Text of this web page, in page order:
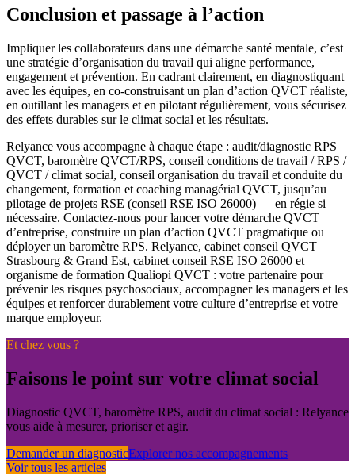
Conclusion et passage à l’action
Impliquer les collaborateurs dans une démarche santé mentale, c’est
une stratégie d’organisation du travail qui aligne performance,
engagement et prévention. En cadrant clairement, en diagnostiquant
avec les équipes, en co‑construisant un plan d’action QVCT réaliste,
en outillant les managers et en pilotant régulièrement, vous sécurisez
des effets durables sur le climat social et les résultats.
Relyance vous accompagne à chaque étape : audit/diagnostic RPS
QVCT, baromètre QVCT/RPS, conseil conditions de travail / RPS /
QVCT / climat social, conseil organisation du travail et conduite du
changement, formation et coaching managérial QVCT, jusqu’au
pilotage de projets RSE (conseil RSE ISO 26000) — en régie si
nécessaire. Contactez‑nous pour lancer votre démarche QVCT
d’entreprise, construire un plan d’action QVCT pragmatique ou
déployer un baromètre RPS. Relyance, cabinet conseil QVCT
Strasbourg & Grand Est, cabinet conseil RSE ISO 26000 et
organisme de formation Qualiopi QVCT : votre partenaire pour
prévenir les risques psychosociaux, accompagner les managers et les
équipes et renforcer durablement votre culture d’entreprise et votre
marque employeur.
Et chez vous ?
Faisons le point sur votre climat social
Diagnostic QVCT, baromètre RPS, audit du climat social : Relyance
vous aide à mesurer, prioriser et agir.
Demander un diagnosticExplorer nos accompagnements
Voir tous les articles